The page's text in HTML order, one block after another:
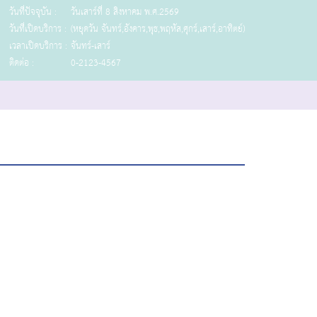
วันที่ปัจจุบัน :
วันเสาร์ที่ 8 สิงหาคม พ.ศ.2569
วันที่เปิดบริการ : (หยุดวัน จันทร์,อังคาร,พุธ,พฤหัส,ศุกร์,เสาร์,อาทิตย์)
เวลาเปิดบริการ : จันทร์-เสาร์
ติดต่อ :
0-2123-4567